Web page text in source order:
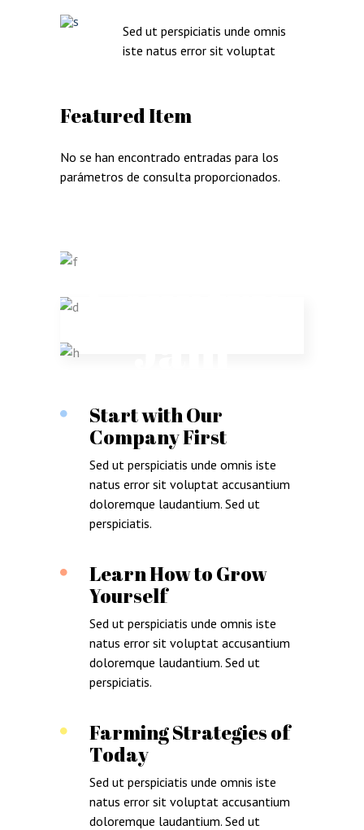
Sed ut perspiciatis unde omnis
iste natus error sit voluptat
Featured Item
No se han encontrado entradas para los
parámetros de consulta proporcionados.
Start with Our
Company First
Sed ut perspiciatis unde omnis iste
natus error sit voluptat accusantium
doloremque laudantium. Sed ut
perspiciatis.
Learn How to Grow
Yourself
Sed ut perspiciatis unde omnis iste
natus error sit voluptat accusantium
doloremque laudantium. Sed ut
perspiciatis.
Farming Strategies of
Today
Sed ut perspiciatis unde omnis iste
natus error sit voluptat accusantium
doloremque laudantium. Sed ut